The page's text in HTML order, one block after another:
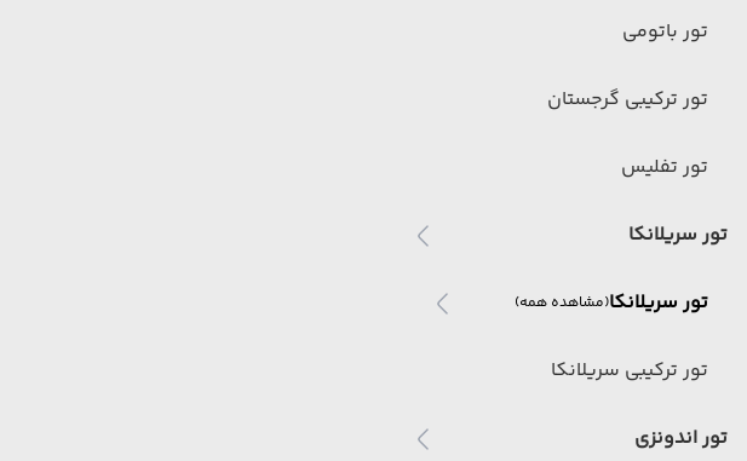
تور باتومی
تور ترکیبی گرجستان
تور تفلیس
تور سریلانکا
تور سریلانکا(مشاهده همه)
تور ترکیبی سریلانکا
تور اندونزی